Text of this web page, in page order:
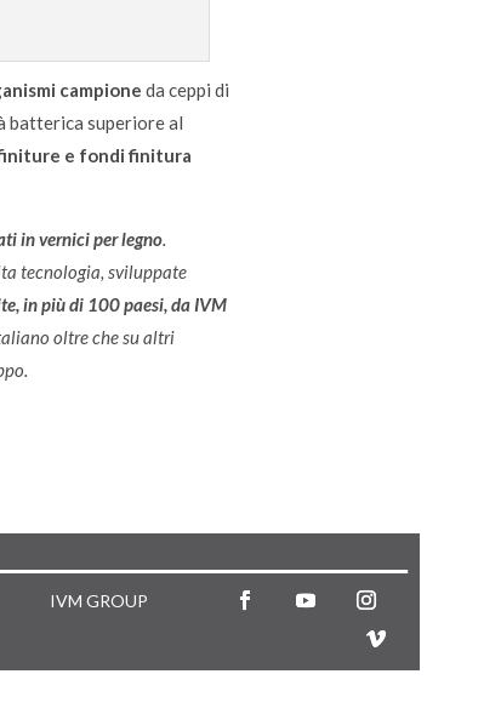
campione da ceppi di
batterica superiore al
e fondi finitura
in vernici per legno.
tecnologia, sviluppate
in più di 100 paesi, da IVM
oltre che su altri
IVM GROUP